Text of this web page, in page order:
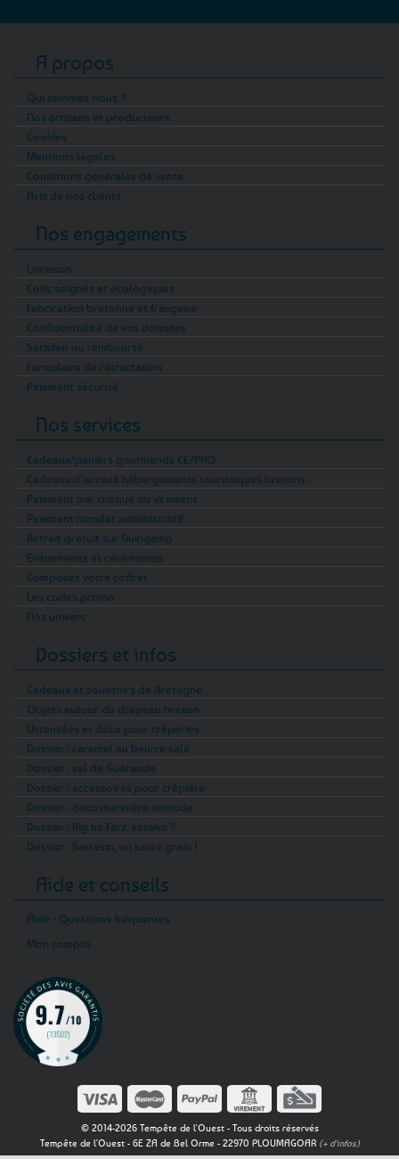
A propos
Qui sommes-nous ?
Nos artisans et producteurs
Cookies
Mentions légales
Conditions générales de vente
Avis de nos clients
Nos engagements
Livraison
Colis soignés et écologiques
Fabrication bretonne et française
Confidentialité de vos données
Satisfait ou remboursé
Formulaire de rétractation
Paiement sécurisé
Nos services
Cadeaux/paniers gourmands CE/PRO
Cadeaux d’accueil hébergements touristiques bretons
Paiement par chèque ou virement
Paiement mandat administratif
Retrait gratuit sur Guingamp
Evénements et cérémonies
Composez votre coffret
Les codes promo
Nos univers
Dossiers et infos
Cadeaux et souvenirs de Bretagne
Objets autour du drapeau breton
Ustensiles et déco pour crêperies
Dossier : caramel au beurre salé
Dossier : sel de Guérande
Dossier : accessoires pour crêpière
Dossier : déco marinière attitude
Dossier : Kig ha Farz, kézako ?
Dossier : Sarrasin, un sacré grain !
Aide et conseils
Aide - Questions fréquentes
Mon compte
© 2014-2026 Tempête de l'Ouest - Tous droits réservés
Tempête de l'Ouest - 6E ZA de Bel Orme - 22970 PLOUMAGOAR (+ d'infos)